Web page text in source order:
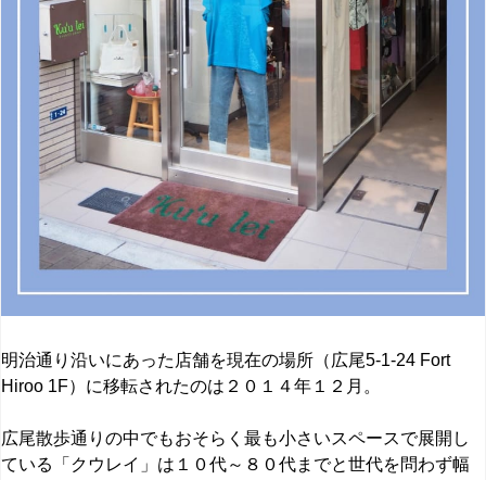
明治通り沿いにあった店舗を現在の場所（広尾5-1-24 Fort
Hiroo 1F）に移転されたのは２０１４年１２月。
広尾散歩通りの中でもおそらく最も小さいスペースで展開し
ている「クウレイ」は１０代～８０代までと世代を問わず幅